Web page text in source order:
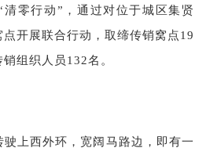
零行动”，通过对位于城区集贤
开展联合行动，取缔传销窝点19
组织人员132名。
上西外环，宽阔马路边，即有一